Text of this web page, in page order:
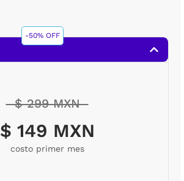
-50% OFF
$ 299 MXN
$ 149 MXN
costo primer mes